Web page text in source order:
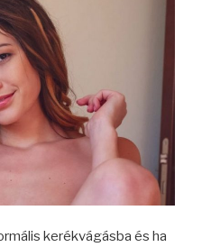
kerékvágásba és ha